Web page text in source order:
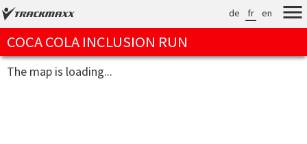
de fr en
COCA COLA INCLUSION RUN
The map is loading...